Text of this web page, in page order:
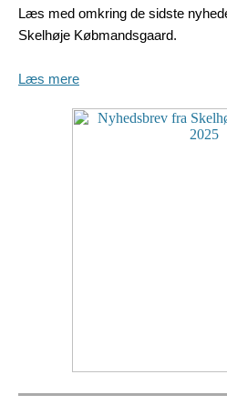
Læs med omkring de sidste
Skelhøje Købmandsgaard.
Læs mere